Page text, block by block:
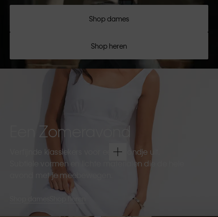
Shop dames
Shop heren
Een Zomeravond
Verfijnde klassiekers voor een avondje uit.
Subtiele vormen en lichte materialen die de hele
avond met je meebewegen.
Shop heren